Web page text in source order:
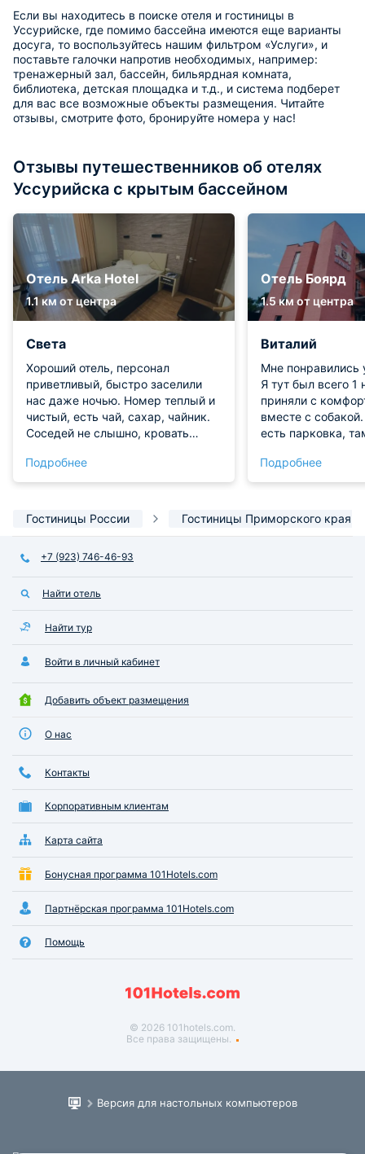
Если вы находитесь в поиске отеля и гостиницы в
Уссурийске, где помимо бассейна имеются еще варианты
досуга, то воспользуйтесь нашим фильтром «Услуги», и
поставьте галочки напротив необходимых, например:
тренажерный зал, бассейн, бильярдная комната,
библиотека, детская площадка и т.д., и система подберет
для вас все возможные объекты размещения. Читайте
отзывы, смотрите фото, бронируйте номера у нас!
Отзывы путешественников об отелях
Уссурийска с крытым бассейном
Отель Arka Hotel
1.1 км от центра
Света
Хороший отель, персонал
приветливый, быстро заселили
нас даже ночью. Номер теплый и
чистый, есть чай, сахар, чайник.
Соседей не слышно, кровать
хороший ремонт, тем не менее
стоимость проживания
удобное в центре города, рядом
Подробнее
Отель Боярд
1.5 км от центра
Виталий
Мне понравились
Я тут был всего 1
приняли с
вместе с
есть парковка,
тут отличные
очень удобная,
чистой водой для
Подробнее
Гостиницы России Гостиницы Приморского края
+7 (923) 746-46-93
Найти отель
Найти тур
Войти в личный кабинет
Добавить объект размещения
О нас
Контакты
Корпоративным клиентам
Карта сайта
Бонусная программа 101Hotels.com
Партнёрская программа 101Hotels.com
Помощь
© 2026 101hotels.com.
Все права защищены.
Версия для настольных компьютеров